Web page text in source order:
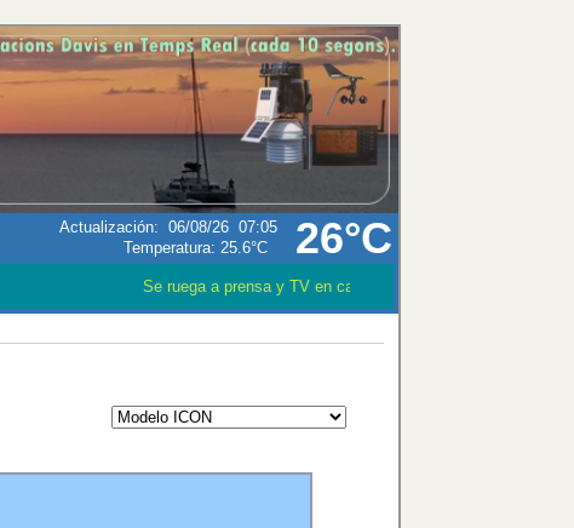
26°C
Actualización: 06/08/26 07:05
Temperatura: 25.6°C
Se ruega a prensa y TV en caso que utilizen los datos